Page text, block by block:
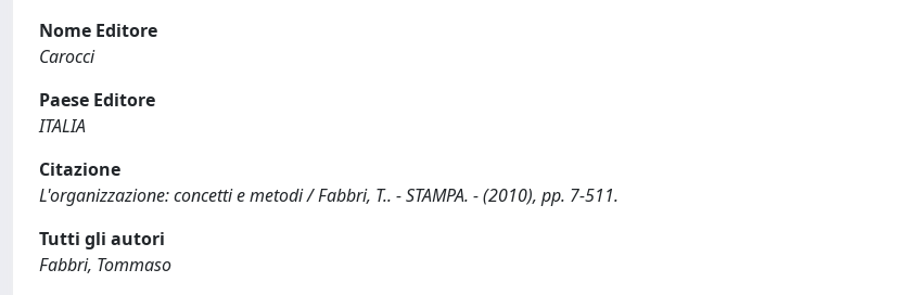
Nome Editore
Carocci
Paese Editore
ITALIA
Citazione
L'organizzazione: concetti e metodi / Fabbri, T.. - STAMPA. - (2010), pp. 7-511.
Tutti gli autori
Fabbri, Tommaso